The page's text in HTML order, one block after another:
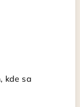
kde sa